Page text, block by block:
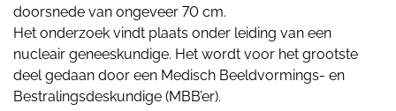
doorsnede van ongeveer 70 cm.
Het onderzoek vindt plaats onder leiding van een
nucleair geneeskundige. Het wordt voor het grootste
deel gedaan door een Medisch Beeldvormings- en
Bestralingsdeskundige (MBB’er).